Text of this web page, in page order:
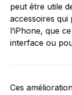
peut être utile
accessoires qui
l’iPhone, que
interface ou
Ces